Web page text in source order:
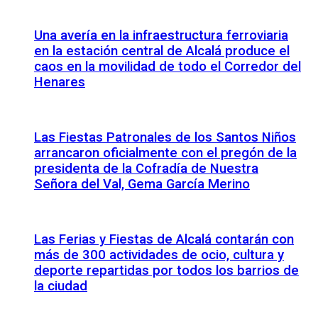
Una avería en la infraestructura ferroviaria
en la estación central de Alcalá produce el
caos en la movilidad de todo el Corredor del
Henares
Las Fiestas Patronales de los Santos Niños
arrancaron oficialmente con el pregón de la
presidenta de la Cofradía de Nuestra
Señora del Val, Gema García Merino
Las Ferias y Fiestas de Alcalá contarán con
más de 300 actividades de ocio, cultura y
deporte repartidas por todos los barrios de
la ciudad